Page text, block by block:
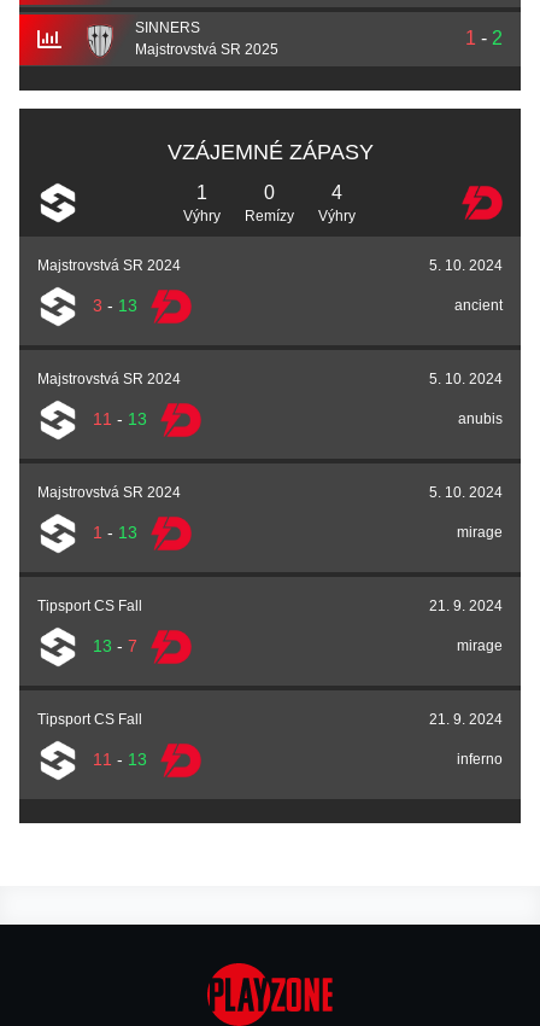
SINNERS
Majstrovstvá SR 2025
1 - 2
VZÁJEMNÉ ZÁPASY
1
Výhry
0
Remízy
4
Výhry
Majstrovstvá SR 2024 5. 10. 2024
3 - 13 ancient
Majstrovstvá SR 2024 5. 10. 2024
11 - 13 anubis
Majstrovstvá SR 2024 5. 10. 2024
1 - 13 mirage
Tipsport CS Fall 21. 9. 2024
13 - 7 mirage
Tipsport CS Fall 21. 9. 2024
11 - 13 inferno